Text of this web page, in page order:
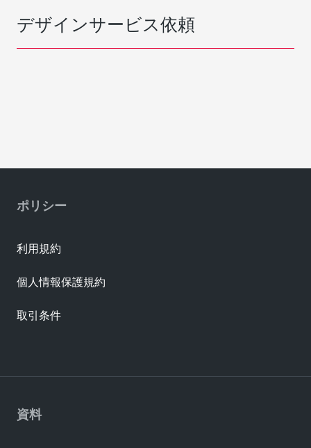
デザインサービス依頼
資料
ポリシー
利用規約
個人情報保護規約
取引条件